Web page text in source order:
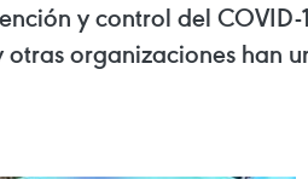
y control del
organizaciones han